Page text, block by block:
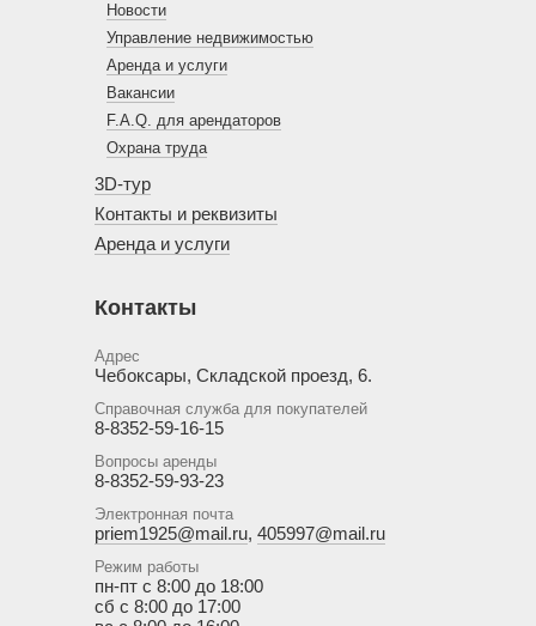
Новости
Управление недвижимостью
Аренда и услуги
Вакансии
F.A.Q. для арендаторов
Охрана труда
3D-тур
Контакты и реквизиты
Аренда и услуги
Контакты
Адрес
Чебоксары, Складской проезд, 6.
Справочная служба для покупателей
8-8352-59-16-15
Вопросы аренды
8-8352-59-93-23
Электронная почта
priem1925@mail.ru, 405997@mail.ru
Режим работы
пн-пт с 8:00 до 18:00
сб с 8:00 до 17:00